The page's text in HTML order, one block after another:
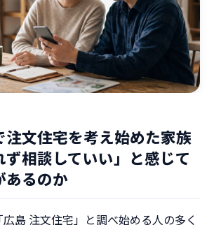
注文住宅を考え始めた家族
ず相談していい」と感じて
あるのか
広島 注文住宅」と調べ始める人の多く